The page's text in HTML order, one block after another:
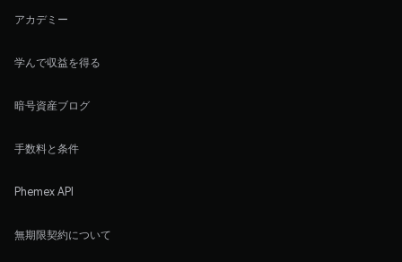
アカデミー
学んで収益を得る
暗号資産ブログ
手数料と条件
Phemex API
無期限契約について